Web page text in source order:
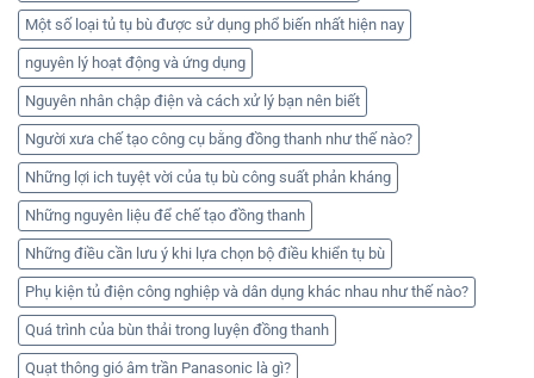
Một số loại tủ tụ bù được sử dụng phổ biến nhất hiện nay
nguyên lý hoạt động và ứng dụng
Nguyên nhân chập điện và cách xử lý bạn nên biết
Người xưa chế tạo công cụ bằng đồng thanh như thế nào?
Những lợi ich tuyệt vời của tụ bù công suất phản kháng
Những nguyên liệu để chế tạo đồng thanh
Những điều cần lưu ý khi lựa chọn bộ điều khiển tụ bù
Phụ kiện tủ điện công nghiệp và dân dụng khác nhau như thế nào?
Quá trình của bùn thải trong luyện đồng thanh
Quạt thông gió âm trần Panasonic là gì?